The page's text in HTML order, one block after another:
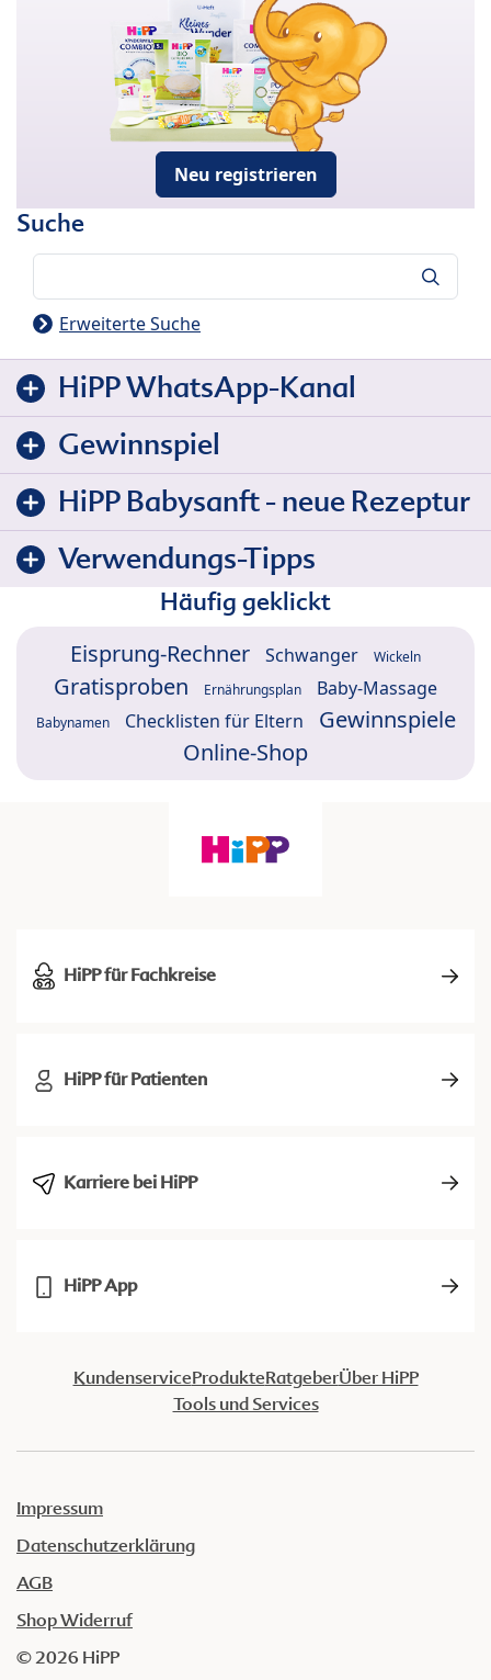
Neu registrieren
Suche
Erweiterte Suche
HiPP WhatsApp-Kanal
Gewinnspiel
HiPP Babysanft - neue Rezeptur
Verwendungs-Tipps
Häufig geklickt
Eisprung-Rechner Schwanger Wickeln
Gratisproben Ernährungsplan Baby-Massage
Babynamen Checklisten für Eltern
Gewinnspiele
Online-Shop
HiPP für Fachkreise
HiPP für Patienten
Karriere bei HiPP
HiPP App
KundenserviceProdukteRatgeberÜber HiPP
Tools und Services
Impressum
Datenschutzerklärung
AGB
Shop Widerruf
© 2026 HiPP